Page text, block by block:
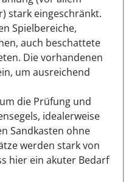
stark eingeschränkt.
Spielbereiche,
auch beschattete
Die vorhandenen
um ausreichend
die Prüfung und
idealerweise
Sandkasten ohne
werden stark von
hier ein akuter Bedarf